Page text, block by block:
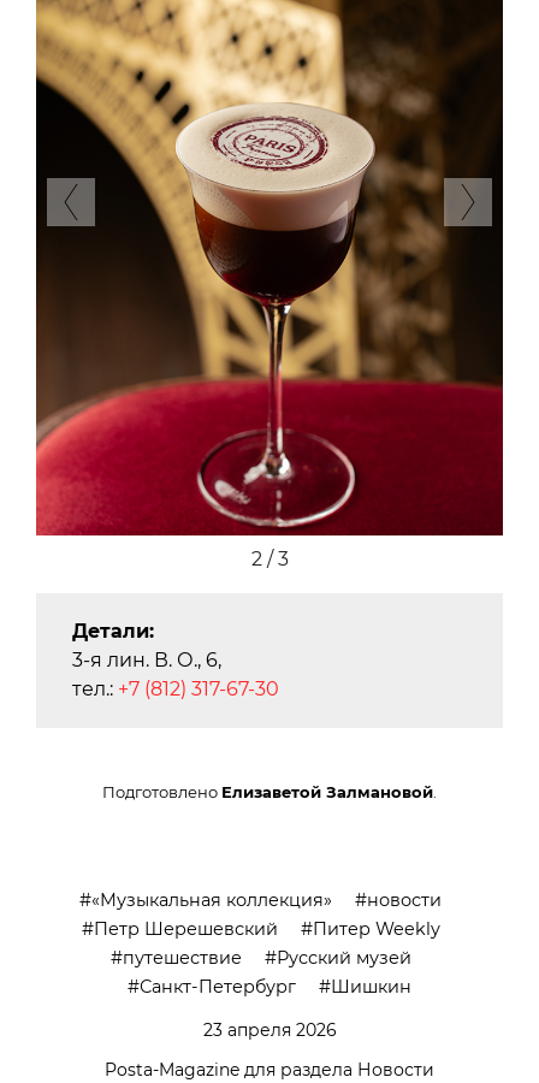
Previous
2 / 3
Детали:
3-я лин. В. О., 6,
тел.: +7 (812) 317-67-30
Подготовлено Елизаветой Залмановой.
«Музыкальная коллекция»
новости
Петр Шерешевский
Питер Weekly
путешествие
Русский музей
Санкт-Петербург
Шишкин
23 апреля 2026
Posta-Magazine для раздела Новости